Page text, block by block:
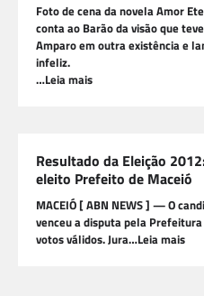
Foto de cena da novela Amor
conta ao Barão da visão que
Amparo em outra existência e
infeliz.
…Leia mais
Resultado da Eleição
eleito Prefeito de Maceió
MACEIÓ [ ABN NEWS ] — O
venceu a disputa pela Prefeitura
votos válidos. Jura…Leia mais